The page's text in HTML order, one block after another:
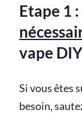
Etape 1
vape DIY
Si vous êtes
besoin,